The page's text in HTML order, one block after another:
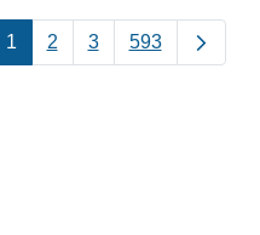
1 2 3 593